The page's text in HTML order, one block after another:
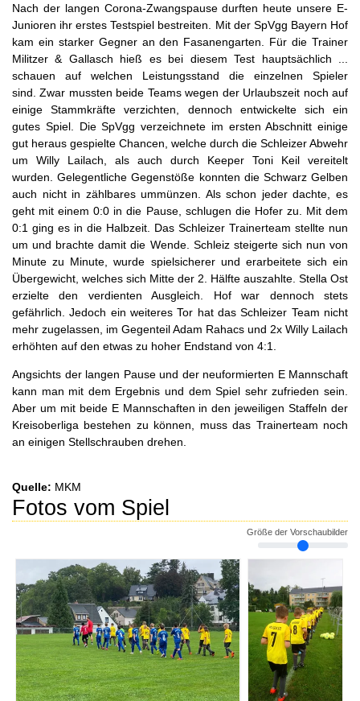
Nach der langen Corona-Zwangspause durften heute unsere E-
Junioren ihr erstes Testspiel bestreiten. Mit der SpVgg Bayern Hof
kam ein starker Gegner an den Fasanengarten. Für die Trainer
Militzer & Gallasch hieß es bei diesem Test hauptsächlich ...
schauen auf welchen Leistungsstand die einzelnen Spieler
sind. Zwar mussten beide Teams wegen der Urlaubszeit noch auf
einige Stammkräfte verzichten, dennoch entwickelte sich ein
gutes Spiel. Die SpVgg verzeichnete im ersten Abschnitt einige
gut heraus gespielte Chancen, welche durch die Schleizer Abwehr
um Willy Lailach, als auch durch Keeper Toni Keil vereitelt
wurden. Gelegentliche Gegenstöße konnten die Schwarz Gelben
auch nicht in zählbares ummünzen. Als schon jeder dachte, es
geht mit einem 0:0 in die Pause, schlugen die Hofer zu. Mit dem
0:1 ging es in die Halbzeit. Das Schleizer Trainerteam stellte nun
um und brachte damit die Wende. Schleiz steigerte sich nun von
Minute zu Minute, wurde spielsicherer und erarbeitete sich ein
Übergewicht, welches sich Mitte der 2. Hälfte auszahlte. Stella Ost
erzielte den verdienten Ausgleich. Hof war dennoch stets
gefährlich. Jedoch ein weiteres Tor hat das Schleizer Team nicht
mehr zugelassen, im Gegenteil Adam Rahacs und 2x Willy Lailach
erhöhten auf den etwas zu hoher Endstand von 4:1.
Angsichts der langen Pause und der neuformierten E Mannschaft
kann man mit dem Ergebnis und dem Spiel sehr zufrieden sein.
Aber um mit beide E Mannschaften in den jeweiligen Staffeln der
Kreisoberliga bestehen zu können, muss das Trainerteam noch
an einigen Stellschrauben drehen.
Quelle: MKM
Fotos vom Spiel
Größe der Vorschaubilder